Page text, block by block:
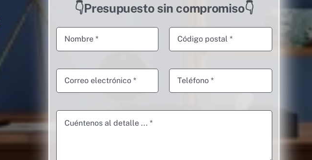
👇Presupuesto sin compromiso👇